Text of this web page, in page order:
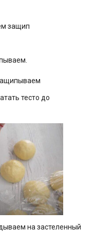
тесто до
на застеленный